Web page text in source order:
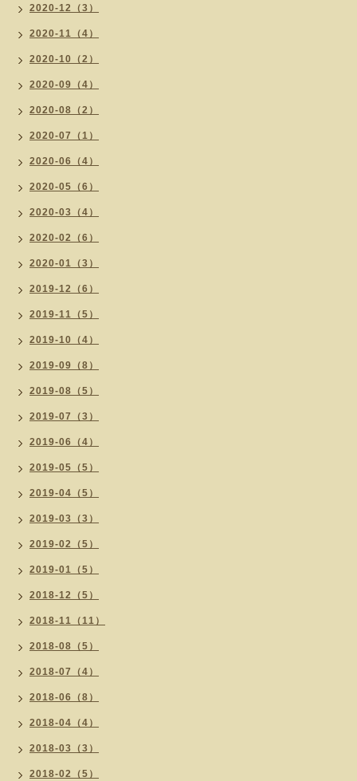
2020-12（3）
2020-11（4）
2020-10（2）
2020-09（4）
2020-08（2）
2020-07（1）
2020-06（4）
2020-05（6）
2020-03（4）
2020-02（6）
2020-01（3）
2019-12（6）
2019-11（5）
2019-10（4）
2019-09（8）
2019-08（5）
2019-07（3）
2019-06（4）
2019-05（5）
2019-04（5）
2019-03（3）
2019-02（5）
2019-01（5）
2018-12（5）
2018-11（11）
2018-08（5）
2018-07（4）
2018-06（8）
2018-04（4）
2018-03（3）
2018-02（5）